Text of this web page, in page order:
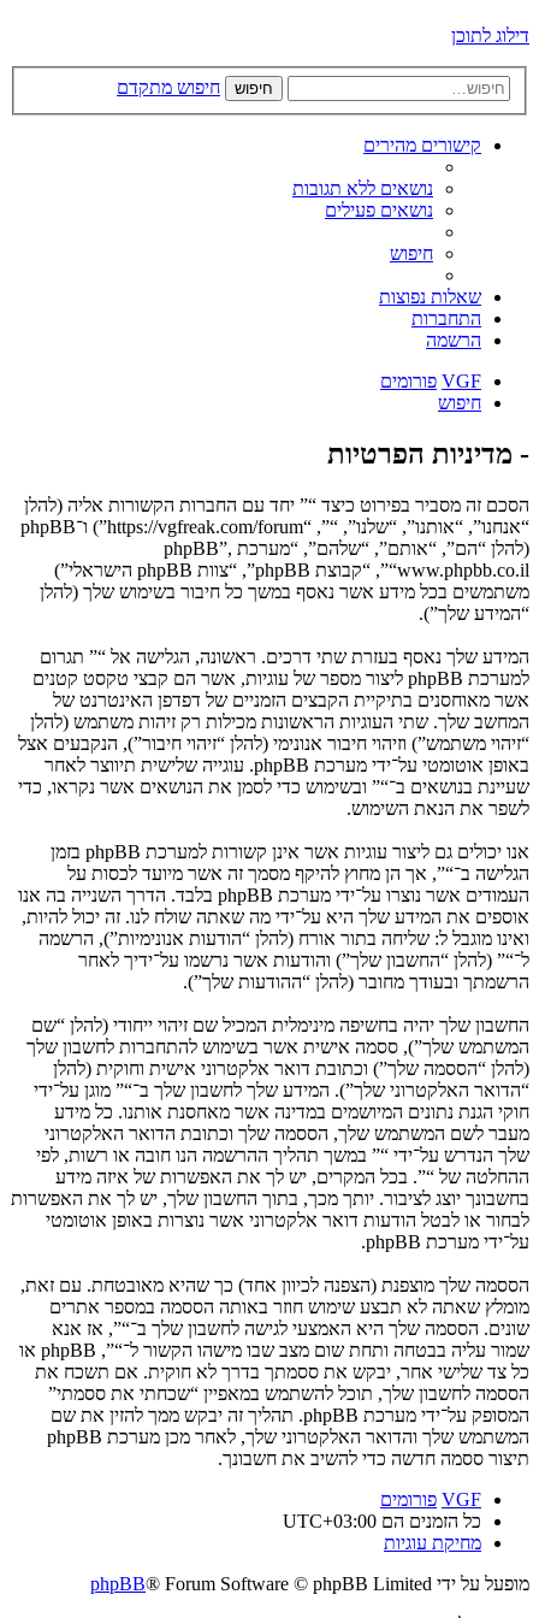
דילוג לתוכן
חיפוש חיפוש מתקדם
קישורים מהירים
נושאים ללא תגובות
נושאים פעילים
חיפוש
שאלות נפוצות
התחברות
הרשמה
VGF פורומים
חיפוש
- מדיניות הפרטיות
הסכם זה מסביר בפירוט כיצד “” יחד עם החברות הקשורות אליה (להלן
“אנחנו”, “אותנו”, “שלנו”, “”, “https://vgfreak.com/forum”) ו־phpBB
(להלן “הם”, “אותם”, “שלהם”, “מערכת phpBB”,
“www.phpbb.co.il”, “קבוצת phpBB”, “צוות phpBB הישראלי”)
משתמשים בכל מידע אשר נאסף במשך כל חיבור בשימוש שלך (להלן
“המידע שלך”).
המידע שלך נאסף בעזרת שתי דרכים. ראשונה, הגלישה אל “” תגרום
למערכת phpBB ליצור מספר של עוגיות, אשר הם קבצי טקסט קטנים
אשר מאוחסנים בתיקיית הקבצים הזמניים של דפדפן האינטרנט של
המחשב שלך. שתי העוגיות הראשונות מכילות רק זיהות משתמש (להלן
“זיהוי משתמש”) וזיהוי חיבור אנונימי (להלן “זיהוי חיבור”), הנקבעים אצל
באופן אוטומטי על־ידי מערכת phpBB. עוגייה שלישית תיווצר לאחר
שעיינת בנושאים ב־“” ובשימוש כדי לסמן את הנושאים אשר נקראו, כדי
לשפר את הנאת השימוש.
אנו יכולים גם ליצור עוגיות אשר אינן קשורות למערכת phpBB בזמן
הגלישה ב־“”, אך הן מחוץ להיקף מסמך זה אשר מיועד לכסות על
העמודים אשר נוצרו על־ידי מערכת phpBB בלבד. הדרך השנייה בה אנו
אוספים את המידע שלך היא על־ידי מה שאתה שולח לנו. זה יכול להיות,
ואינו מוגבל ל: שליחה בתור אורח (להלן “הודעות אנונימיות”), הרשמה
ל־“” (להלן “החשבון שלך”) והודעות אשר נרשמו על־ידיך לאחר
הרשמתך ובעודך מחובר (להלן “ההודעות שלך”).
החשבון שלך יהיה בחשיפה מינימלית המכיל שם זיהוי ייחודי (להלן “שם
המשתמש שלך”), ססמה אישית אשר בשימוש להתחברות לחשבון שלך
(להלן “הססמה שלך”) וכתובת דואר אלקטרוני אישית וחוקית (להלן
“הדואר האלקטרוני שלך”). המידע שלך לחשבון שלך ב־“” מוגן על־ידי
חוקי הגנת נתונים המיושמים במדינה אשר מאחסנת אותנו. כל מידע
מעבר לשם המשתמש שלך, הססמה שלך וכתובת הדואר האלקטרוני
שלך הנדרש על־ידי “” במשך תהליך ההרשמה הנו חובה או רשות, לפי
ההחלטה של “”. בכל המקרים, יש לך את האפשרות של איזה מידע
בחשבונך יוצג לציבור. יותך מכך, בתוך החשבון שלך, יש לך את האפשרות
לבחור או לבטל הודעות דואר אלקטרוני אשר נוצרות באופן אוטומטי
על־ידי מערכת phpBB.
הססמה שלך מוצפנת (הצפנה לכיוון אחד) כך שהיא מאובטחת. עם זאת,
מומלץ שאתה לא תבצע שימוש חוזר באותה הססמה במספר אתרים
שונים. הססמה שלך היא האמצעי לגישה לחשבון שלך ב־“”, אז אנא
שמור עליה בבטחה ותחת שום מצב שבו מישהו הקשור ל־“”, phpBB או
כל צד שלישי אחר, יבקש את ססמתך בדרך לא חוקית. אם תשכח את
הססמה לחשבון שלך, תוכל להשתמש במאפיין “שכחתי את ססמתי”
המסופק על־ידי מערכת phpBB. תהליך זה יבקש ממך להזין את שם
המשתמש שלך והדואר האלקטרוני שלך, לאחר מכן מערכת phpBB
תיצור ססמה חדשה כדי להשיב את חשבונך.
VGF פורומים
כל הזמנים הם UTC+03:00
מחיקת עוגיות
מופעל על ידי
phpBB® Forum Software © phpBB Limited